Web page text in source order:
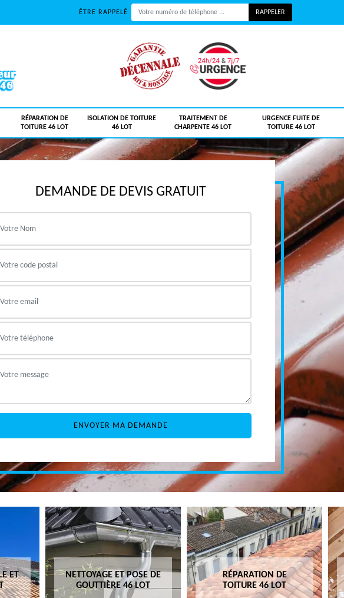
ÊTRE RAPPELÉ
RÉPARATION DE
TOITURE 46 LOT
ISOLATION DE TOITURE
46 LOT
TRAITEMENT DE
CHARPENTE 46 LOT
URGENCE FUITE DE
TOITURE 46 LOT
DEMANDE DE DEVIS GRATUIT
ET
NETTOYAGE ET POSE DE
GOUTTIÈRE 46 LOT
RÉPARATION DE
TOITURE 46 LOT